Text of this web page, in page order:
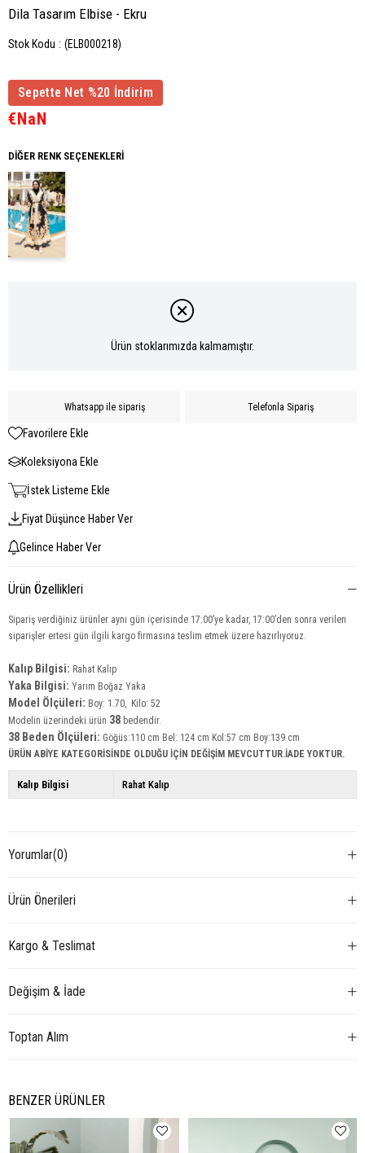
Dila Tasarım Elbise - Ekru
Stok Kodu (ELB000218)
Sepette Net %20 İndirim
€NaN
DIĞER RENK SEÇENEKLERI
Ürün stoklarımızda kalmamıştır.
Whatsapp ile sipariş Telefonla Sipariş
Favorilere Ekle
Koleksiyona Ekle
İstek Listeme Ekle
Fiyat Düşünce Haber Ver
Gelince Haber Ver
Ürün Özellikleri
Sipariş verdiğiniz ürünler aynı gün içerisinde 17:00’ye kadar, 17:00’den sonra verilen
siparişler ertesi gün ilgili kargo firmasına teslim etmek üzere hazırlıyoruz.
Kalıp Bilgisi: Rahat Kalıp
Yaka Bilgisi: Yarım Boğaz Yaka
Model Ölçüleri: Boy: 1.70, Kilo: 52
Modelin üzerindeki ürün 38 bedendir.
38 Beden Ölçüleri: Göğüs:110 cm Bel: 124 cm Kol:57 cm Boy:139 cm
ÜRÜN ABİYE KATEGORİSİNDE OLDUĞU İÇİN DEĞİŞİM MEVCUTTUR.İADE YOKTUR.
Kalıp Bilgisi Rahat Kalıp
Yorumlar(0)
Ürün Önerileri
Kargo & Teslimat
Değişim & İade
Toptan Alım
BENZER ÜRÜNLER